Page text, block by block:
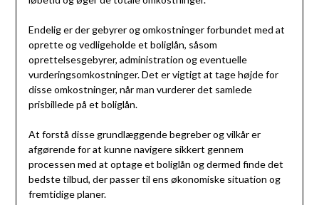
Endelig er der gebyrer og omkostninger forbundet med at
oprette og vedligeholde et boliglån, såsom
oprettelsesgebyrer, administration og eventuelle
vurderingsomkostninger. Det er vigtigt at tage højde for
disse omkostninger, når man vurderer det samlede
prisbillede på et boliglån.
At forstå disse grundlæggende begreber og vilkår er
afgørende for at kunne navigere sikkert gennem
processen med at optage et boliglån og dermed finde det
bedste tilbud, der passer til ens økonomiske situation og
fremtidige planer.